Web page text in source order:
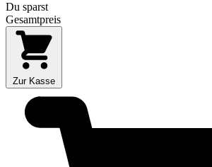
Du sparst
Gesamtpreis
Zur Kasse